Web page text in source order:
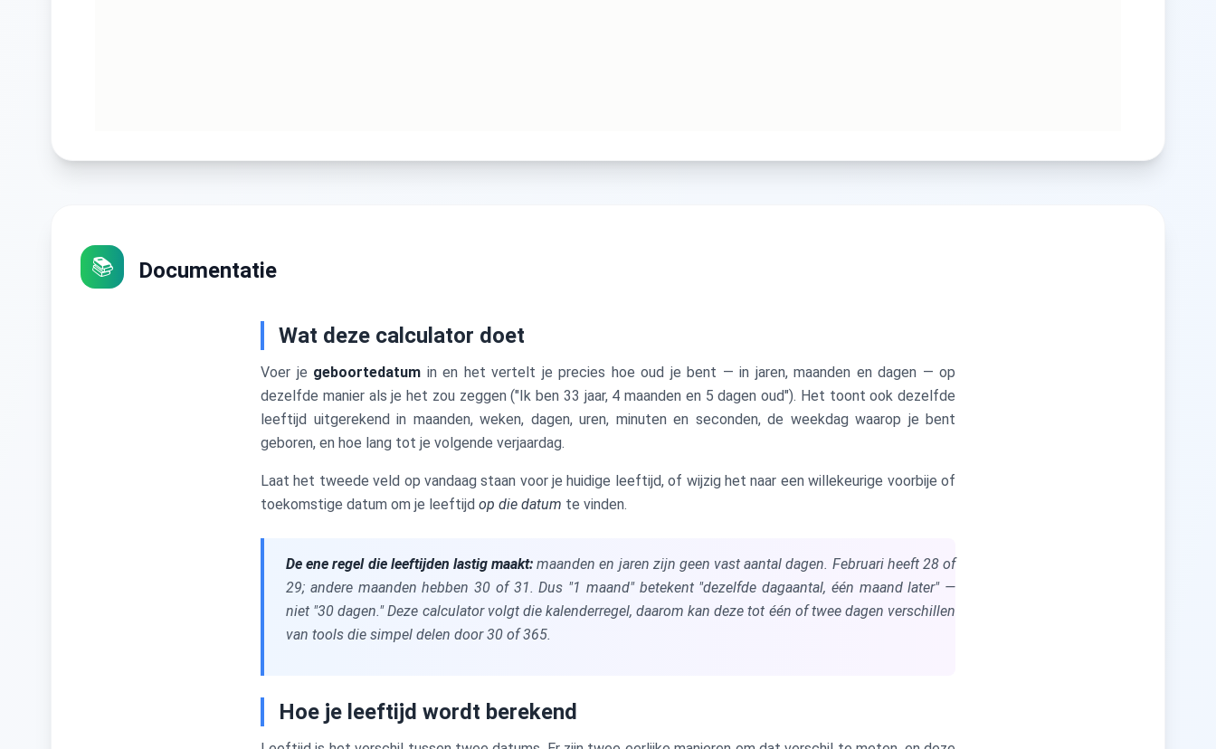
📚 Documentatie
Wat deze calculator doet
Voer je geboortedatum in en het vertelt je precies hoe oud je bent — in jaren, maanden en dagen — op
dezelfde manier als je het zou zeggen ("Ik ben 33 jaar, 4 maanden en 5 dagen oud"). Het toont ook dezelfde
leeftijd uitgerekend in maanden, weken, dagen, uren, minuten en seconden, de weekdag waarop je bent
geboren, en hoe lang tot je volgende verjaardag.
Laat het tweede veld op vandaag staan voor je huidige leeftijd, of wijzig het naar een willekeurige voorbije of
toekomstige datum om je leeftijd op die datum te vinden.
De ene regel die leeftijden lastig maakt: maanden en jaren zijn geen vast aantal dagen. Februari heeft 28 of
29; andere maanden hebben 30 of 31. Dus "1 maand" betekent "dezelfde dagaantal, één maand later" —
niet "30 dagen." Deze calculator volgt die kalenderregel, daarom kan deze tot één of twee dagen verschillen
van tools die simpel delen door 30 of 365.
Hoe je leeftijd wordt berekend